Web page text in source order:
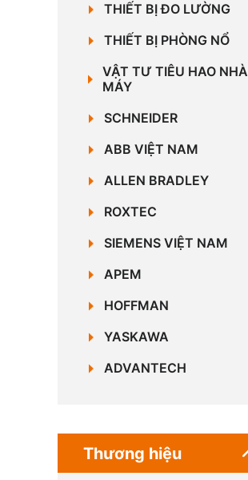
THIẾT BỊ ĐO LƯỜNG
THIẾT BỊ PHÒNG NỔ
VẬT TƯ TIÊU HAO NHÀ
MÁY
SCHNEIDER
ABB VIỆT NAM
ALLEN BRADLEY
ROXTEC
SIEMENS VIỆT NAM
APEM
HOFFMAN
YASKAWA
ADVANTECH
Thương hiệu